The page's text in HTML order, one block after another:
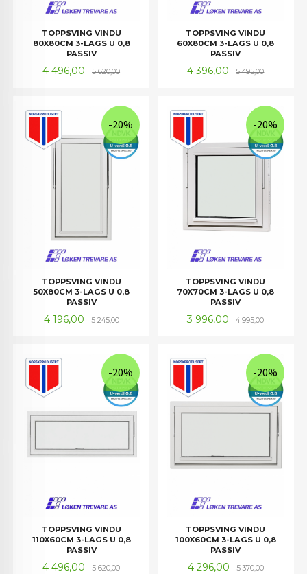
TOPPSVING VINDU
80X80CM 3-LAGS U 0,8
PASSIV
Tilbud
4 496,00 5 620,00Rabatt
TOPPSVING VINDU
60X80CM 3-LAGS U 0,8
PASSIV
Tilbud
4 396,00 5 495,00Rabatt
TOPPSVING VINDU
50X80CM 3-LAGS U 0,8
PASSIV
Tilbud
4 196,00 5 245,00Rabatt
-20%
TOPPSVING VINDU
70X70CM 3-LAGS U 0,8
PASSIV
Tilbud
3 996,00 4 995,00Rabatt
-20%
TOPPSVING VINDU
110X60CM 3-LAGS U 0,8
PASSIV
Tilbud
4 496,00 5 620,00Rabatt
-20%
TOPPSVING VINDU
100X60CM 3-LAGS U 0,8
PASSIV
Tilbud
4 296,00 5 370,00Rabatt
-20%